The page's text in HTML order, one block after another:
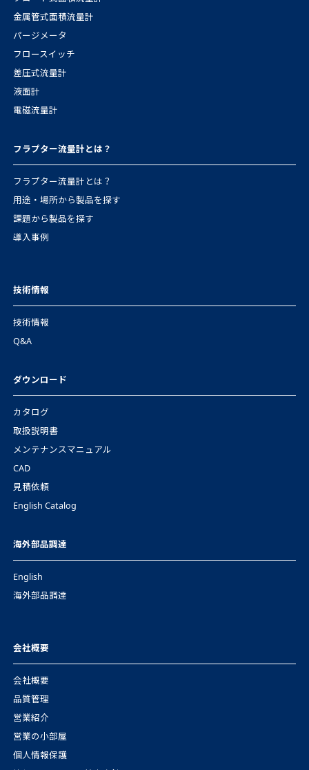
金属管式面積流量計
パージメータ
フロースイッチ
差圧式流量計
液面計
電磁流量計
フラプター流量計とは？
フラプター流量計とは？
用途・場所から製品を探す
課題から製品を探す
導入事例
技術情報
技術情報
Q&A
ダウンロード
カタログ
取扱説明書
メンテナンスマニュアル
CAD
見積依頼
English Catalog
海外部品調達
English
海外部品調達
会社概要
会社概要
品質管理
営業紹介
営業の小部屋
個人情報保護